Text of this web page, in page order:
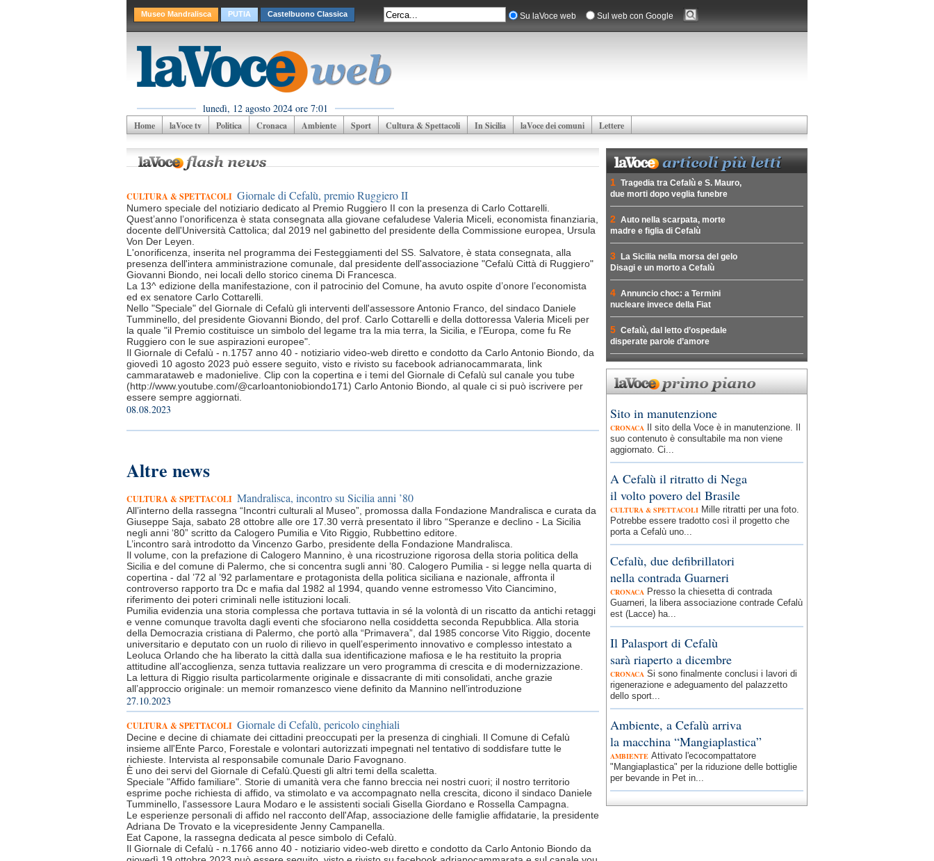
Museo Mandralisca PUTIA Castelbuono Classica Su laVoce web Sul web con Google
lunedì, 12 agosto 2024 ore 7:01
Home laVoce tv Politica Cronaca Ambiente Sport Cultura & Spettacoli In Sicilia laVoce dei comuni Lettere
CULTURA & SPETTACOLI Giornale di Cefalù, premio Ruggiero II
Numero speciale del notiziario dedicato al Premio Ruggiero II con la presenza di Carlo Cottarelli.
Quest’anno l’onorificenza è stata consegnata alla giovane cefaludese Valeria Miceli, economista finanziaria,
docente dell'Università Cattolica; dal 2019 nel gabinetto del presidente della Commissione europea, Ursula
Von Der Leyen.
L'onorificenza, inserita nel programma dei Festeggiamenti del SS. Salvatore, è stata consegnata, alla
presenza dell'intera amministrazione comunale, dal presidente dell'associazione "Cefalù Città di Ruggiero"
Giovanni Biondo, nei locali dello storico cinema Di Francesca.
La 13^ edizione della manifestazione, con il patrocinio del Comune, ha avuto ospite d’onore l’economista
ed ex senatore Carlo Cottarelli.
Nello "Speciale" del Giornale di Cefalù gli interventi dell'assessore Antonio Franco, del sindaco Daniele
Tumminello, del presidente Giovanni Biondo, del prof. Carlo Cottarelli e della dottoressa Valeria Miceli per
la quale "il Premio costituisce un simbolo del legame tra la mia terra, la Sicilia, e l'Europa, come fu Re
Ruggiero con le sue aspirazioni europee".
Il Giornale di Cefalù - n.1757 anno 40 - notiziario video-web diretto e condotto da Carlo Antonio Biondo, da
giovedì 10 agosto 2023 può essere seguito, visto e rivisto su facebook adrianocammarata, link
cammarataweb e madonielive. Clip con la copertina e i temi del Giornale di Cefalù sul canale you tube
(http://www.youtube.com/@carloantoniobiondo171) Carlo Antonio Biondo, al quale ci si può iscrivere per
essere sempre aggiornati.
08.08.2023
Altre news
CULTURA & SPETTACOLI Mandralisca, incontro su Sicilia anni ’80
All’interno della rassegna “Incontri culturali al Museo”, promossa dalla Fondazione Mandralisca e curata da
Giuseppe Saja, sabato 28 ottobre alle ore 17.30 verrà presentato il libro “Speranze e declino - La Sicilia
negli anni ‘80” scritto da Calogero Pumilia e Vito Riggio, Rubbettino editore.
L’incontro sarà introdotto da Vincenzo Garbo, presidente della Fondazione Mandralisca.
Il volume, con la prefazione di Calogero Mannino, è una ricostruzione rigorosa della storia politica della
Sicilia e del comune di Palermo, che si concentra sugli anni ’80. Calogero Pumilia - si legge nella quarta di
copertina - dal ’72 al ’92 parlamentare e protagonista della politica siciliana e nazionale, affronta il
controverso rapporto tra Dc e mafia dal 1982 al 1994, quando venne estromesso Vito Ciancimino,
riferimento dei poteri criminali nelle istituzioni locali.
Pumilia evidenzia una storia complessa che portava tuttavia in sé la volontà di un riscatto da antichi retaggi
e venne comunque travolta dagli eventi che sfociarono nella cosiddetta seconda Repubblica. Alla storia
della Democrazia cristiana di Palermo, che portò alla “Primavera”, dal 1985 concorse Vito Riggio, docente
universitario e deputato con un ruolo di rilievo in quell’esperimento innovativo e complesso intestato a
Leoluca Orlando che ha liberato la città dalla sua identificazione mafiosa e le ha restituito la propria
attitudine all’accoglienza, senza tuttavia realizzare un vero programma di crescita e di modernizzazione.
La lettura di Riggio risulta particolarmente originale e dissacrante di miti consolidati, anche grazie
all’approccio originale: un memoir romanzesco viene definito da Mannino nell’introduzione
27.10.2023
CULTURA & SPETTACOLI Giornale di Cefalù, pericolo cinghiali
Decine e decine di chiamate dei cittadini preoccupati per la presenza di cinghiali. Il Comune di Cefalù
insieme all'Ente Parco, Forestale e volontari autorizzati impegnati nel tentativo di soddisfare tutte le
richieste. Intervista al responsabile comunale Dario Favognano.
È uno dei servi del Giornale di Cefalù.Questi gli altri temi della scaletta.
Speciale "Affido familiare". Storie di umanità vera che fanno breccia nei nostri cuori; il nostro territorio
esprime poche richiesta di affido, va stimolato e va accompagnato nella crescita, dicono il sindaco Daniele
Tumminello, l'assessore Laura Modaro e le assistenti sociali Gisella Giordano e Rossella Campagna.
Le esperienze personali di affido nel racconto dell'Afap, associazione delle famiglie affidatarie, la presidente
Adriana De Trovato e la vicepresidente Jenny Campanella.
Eat Capone, la rassegna dedicata al pesce simbolo di Cefalù.
Il Giornale di Cefalù - n.1766 anno 40 - notiziario video-web diretto e condotto da Carlo Antonio Biondo da
1 Tragedia tra Cefalù e S. Mauro,
due morti dopo veglia funebre
2 Auto nella scarpata, morte
madre e figlia di Cefalù
3
La Sicilia nella morsa del gelo
Disagi e un morto a Cefalù
4 Annuncio choc: a Termini
nucleare invece della Fiat
5 Cefalù, dal letto d’ospedale
disperate parole d’amore
Sito in manutenzione
CRONACA
Il sito della Voce è in manutenzione. Il
suo contenuto è consultabile ma non viene
aggiornato. Ci...
A Cefalù il ritratto di Nega
il volto povero del Brasile
CULTURA & SPETTACOLI Mille ritratti per una foto.
Potrebbe essere tradotto così il progetto che
porta a Cefalù uno...
Cefalù, due defibrillatori
nella contrada Guarneri
CRONACA Presso la chiesetta di contrada
Guarneri, la libera associazione contrade Cefalù
est (Lacce) ha...
Il Palasport di Cefalù
sarà riaperto a dicembre
CRONACA Si sono finalmente conclusi i lavori di
rigenerazione e adeguamento del palazzetto
dello sport...
Ambiente, a Cefalù arriva
la macchina “Mangiaplastica”
AMBIENTE Attivato l'ecocompattatore
"Mangiaplastica" per la riduzione delle bottiglie
per bevande in Pet in...